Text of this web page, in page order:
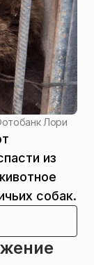
Лори
из
собак.